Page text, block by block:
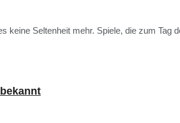
keine Seltenheit mehr. Spiele, die zum Tag